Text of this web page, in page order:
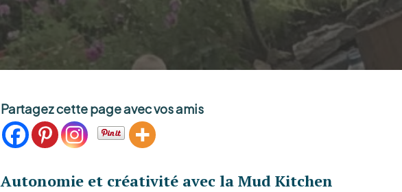
Partagez cette page avec vos amis
Autonomie et créativité avec la Mud Kitchen